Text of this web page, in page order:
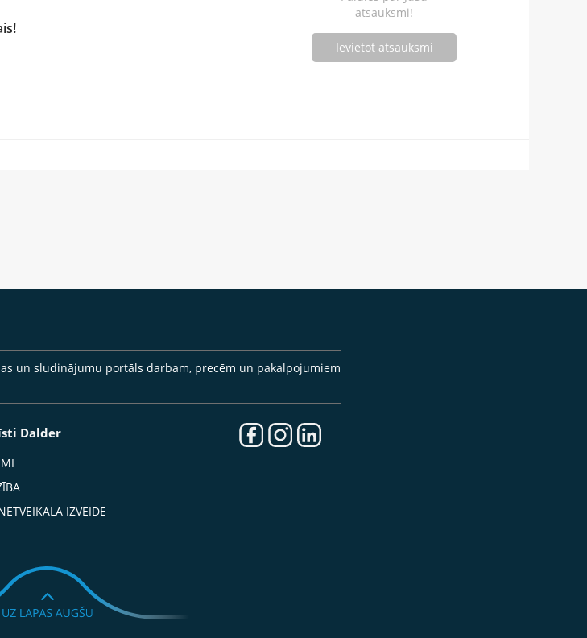
atsauksmi!
Ievietot atsauksmi
un sludinājumu portāls darbam, precēm un pakalpojumiem
Dalder
IZVEIDE